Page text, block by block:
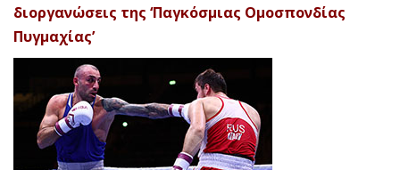
διοργανώσεις της ‘Παγκόσμιας Ομοσπονδίας
Πυγμαχίας’